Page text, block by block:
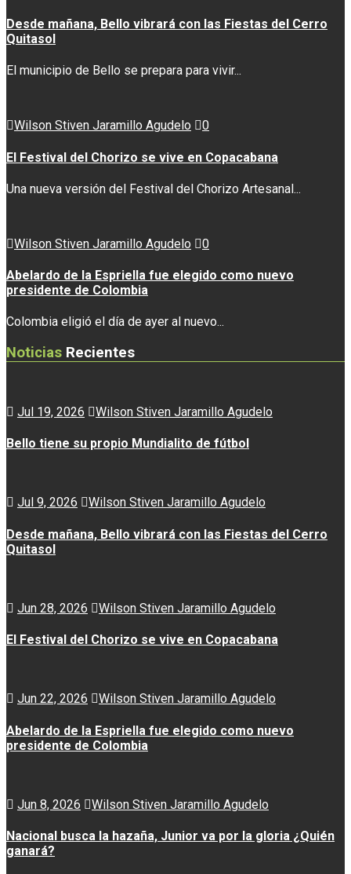
Desde mañana, Bello vibrará con las Fiestas del Cerro
Quitasol
El municipio de Bello se prepara para vivir...
Wilson Stiven Jaramillo Agudelo 0
El Festival del Chorizo se vive en Copacabana
Una nueva versión del Festival del Chorizo Artesanal...
Wilson Stiven Jaramillo Agudelo 0
Abelardo de la Espriella fue elegido como nuevo
presidente de Colombia
Colombia eligió el día de ayer al nuevo...
Noticias Recientes
Jul 19, 2026 Wilson Stiven Jaramillo Agudelo
Bello tiene su propio Mundialito de fútbol
Jul 9, 2026 Wilson Stiven Jaramillo Agudelo
Desde mañana, Bello vibrará con las Fiestas del Cerro
Quitasol
Jun 28, 2026 Wilson Stiven Jaramillo Agudelo
El Festival del Chorizo se vive en Copacabana
Jun 22, 2026 Wilson Stiven Jaramillo Agudelo
Abelardo de la Espriella fue elegido como nuevo
presidente de Colombia
Jun 8, 2026 Wilson Stiven Jaramillo Agudelo
Nacional busca la hazaña, Junior va por la gloria ¿Quién
ganará?